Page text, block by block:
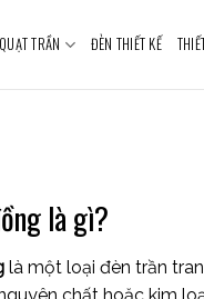
QUẠT TRẦN ĐÈN THIẾT KẾ
là gì?
là một loại đèn trần
chất hoặc kim